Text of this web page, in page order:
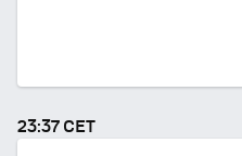
23:37 CET